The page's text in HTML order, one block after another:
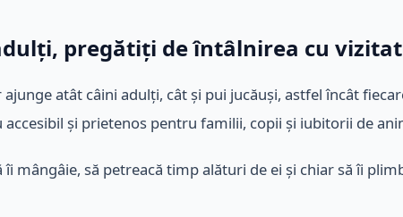
pregătiți de întâlnirea cu
ajunge atât câini adulți, cât și pui jucăuși, astfel încât
accesibil și prietenos pentru familii, copii și iubitorii de
mângâie, să petreacă timp alături de ei și chiar să îi